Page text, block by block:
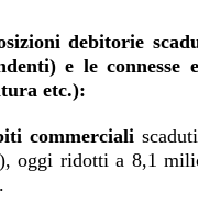
debitorie
e le
etc.):
commerciali
oggi ridotti a 8,1